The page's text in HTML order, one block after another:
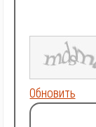
Обновить